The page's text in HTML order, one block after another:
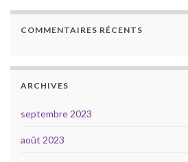
COMMENTAIRES RÉCENTS
ARCHIVES
septembre 2023
août 2023